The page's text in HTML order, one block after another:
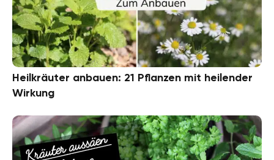
Heilkräuter anbauen: 21 Pflanzen mit heilender
Wirkung